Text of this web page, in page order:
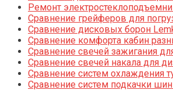
Ремонт
Сравнение грейферов для
Сравнение дисковых борон
Сравнение комфорта кабин
Сравнение свечей зажигания
Сравнение свечей накала для
Сравнение систем охлаждения
Сравнение систем подкачки шин